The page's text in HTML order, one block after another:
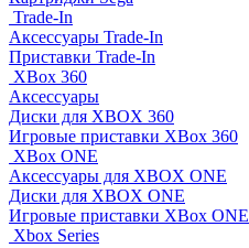
Trade-In
Аксессуары Trade-In
Приставки Trade-In
XBox 360
Аксессуары
Диски для XBOX 360
Игровые приставки XBox 360
XBox ONE
Аксессуары для XBOX ONE
Диски для XBOX ONE
Игровые приставки XBox ONE
Xbox Series